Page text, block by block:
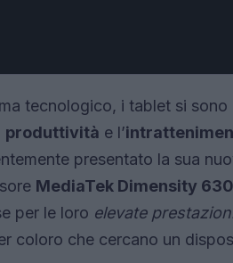
tecnologico, i tablet si
produttività e l’
presentato la sua
MediaTek Dimensity
per le loro elevate
coloro che cercano un